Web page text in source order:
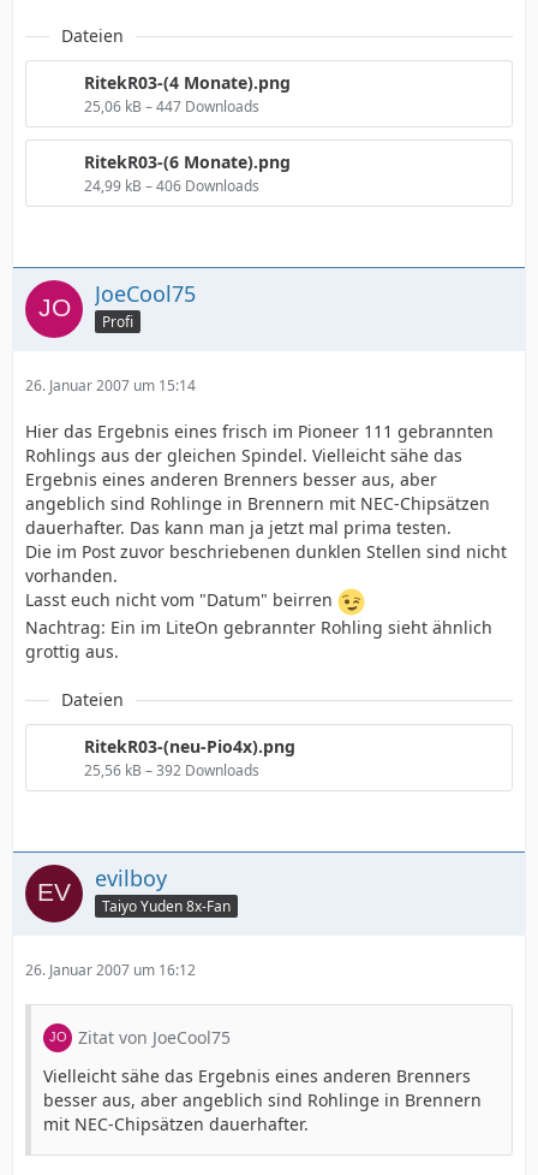
Dateien
RitekR03-(4 Monate).png
25,06 kB – 447 Downloads
RitekR03-(6 Monate).png
24,99 kB – 406 Downloads
JoeCool75
Profi
26. Januar 2007 um 15:14
Hier das Ergebnis eines frisch im Pioneer 111 gebrannten
Rohlings aus der gleichen Spindel. Vielleicht sähe das
Ergebnis eines anderen Brenners besser aus, aber
angeblich sind Rohlinge in Brennern mit NEC-Chipsätzen
dauerhafter. Das kann man ja jetzt mal prima testen.
Die im Post zuvor beschriebenen dunklen Stellen sind nicht
vorhanden.
Lasst euch nicht vom "Datum" beirren
Nachtrag: Ein im LiteOn gebrannter Rohling sieht ähnlich
grottig aus.
Dateien
RitekR03-(neu-Pio4x).png
25,56 kB – 392 Downloads
evilboy
Taiyo Yuden 8x-Fan
26. Januar 2007 um 16:12
Zitat von JoeCool75
Vielleicht sähe das Ergebnis eines anderen Brenners
besser aus, aber angeblich sind Rohlinge in Brennern
mit NEC-Chipsätzen dauerhafter.